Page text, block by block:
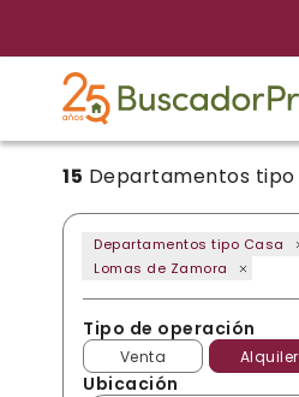
15 Departamentos tipo
Departamentos tipo Casa
Lomas de Zamora
Tipo de operación
Venta Alquiler
Ubicación